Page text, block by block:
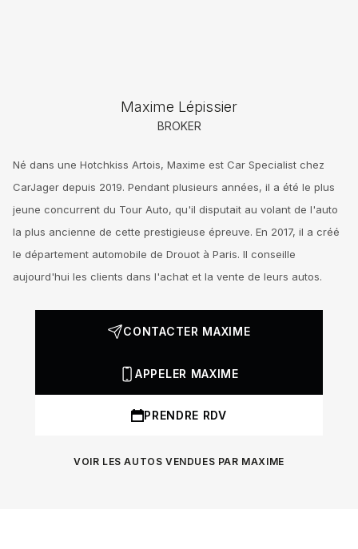
Maxime Lépissier
BROKER
Né dans une Hotchkiss Artois, Maxime est Car Specialist chez
CarJager depuis 2019. Pendant plusieurs années, il a été le plus
jeune concurrent du Tour Auto, qu'il disputait au volant de l'auto
la plus ancienne de cette prestigieuse épreuve. En 2017, il a créé
le département automobile de Drouot à Paris. Il conseille
aujourd'hui les clients dans l'achat et la vente de leurs autos.
CONTACTER MAXIME
APPELER MAXIME
PRENDRE RDV
VOIR LES AUTOS VENDUES PAR MAXIME